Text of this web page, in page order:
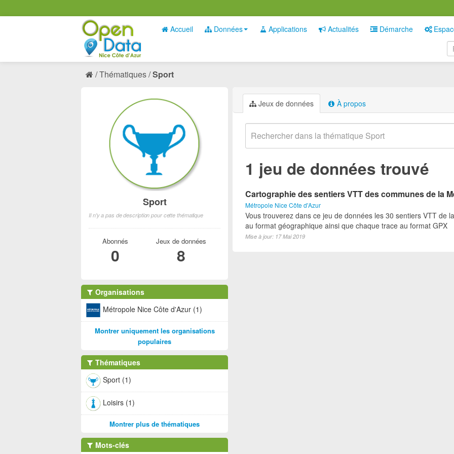
Accueil Données Applications Actualités Démarche
Thématiques Sport
Jeux de données À propos
1 jeu de données trouvé
Cartographie des sentiers VTT des communes de la
Métropole Nice Côte d'Azur
Vous trouverez dans ce jeu de données les 30 sentiers VTT de
au format géographique ainsi que chaque trace au format GPX
Mise à jour: 17 Mai 2019
Sport
Il n'y a pas de description pour cette thématique
Abonnés
0
Jeux de données
8
Organisations
Métropole Nice Côte d'Azur (1)
Montrer uniquement les organisations
populaires
Thématiques
Sport (1)
Loisirs (1)
Montrer plus de thématiques
Mots-clés